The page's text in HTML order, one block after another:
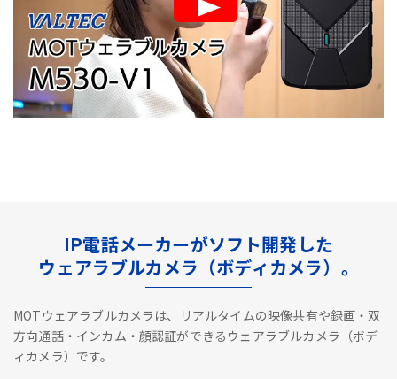
IP電話メーカーがソフト開発した
ウェアラブルカメラ（ボディカメラ）。
MOTウェアラブルカメラは、リアルタイムの映像共有や録画・双
方向通話・インカム・顔認証ができるウェアラブルカメラ（ボデ
ィカメラ）です。